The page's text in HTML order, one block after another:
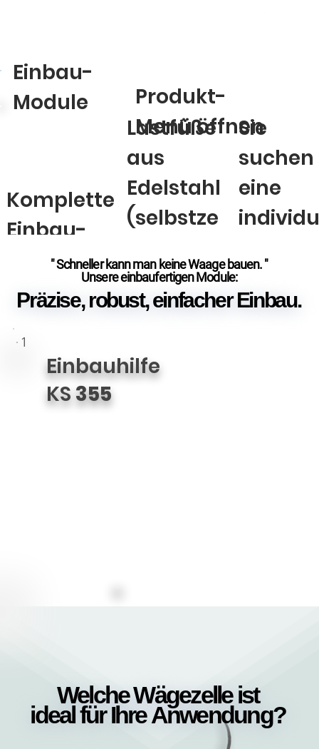
Einbau-
Module
Produkt-
Menü öffnen
Lastfüße
aus
Edelstahl
(selbstze
)
Sie
suchen
eine
Komplette
Einbau-
Module" Schneller kann man keine Waage bauen. "
Unsere einbaufertigen Module:
" Schneller kann man keine Waage bauen. "
Unsere einbaufertigen Module:
Präzise, robust, einfacher Einbau.
Präzise, robust, einfacher Einbau.
1
Einbauhilfe
KS355
Welche Wägezelle ist
ideal für Ihre Anwendung?
Welche Wägezelle ist
ideal für Ihre Anwendung?